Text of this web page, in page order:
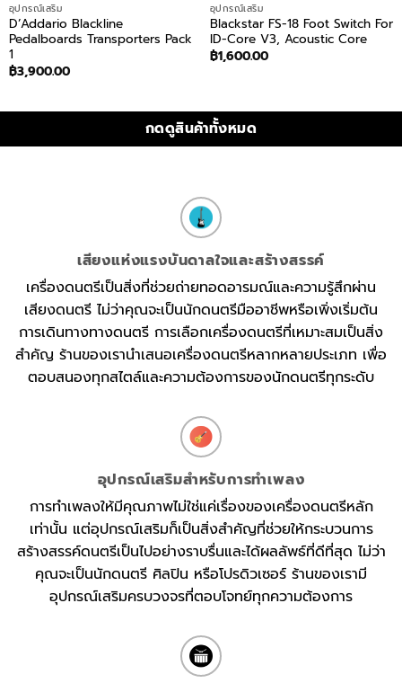
อุปกรณ์เสริม
D’Addario Blackline
Pedalboards Transporters Pack
1
฿3,900.00
อุปกรณ์เสริม
Blackstar FS-18 Foot Switch For
ID-Core V3, Acoustic Core
฿1,600.00
กดดูสินค้าทั้งหมด
เสียงแห่งแรงบันดาลใจและสร้างสรรค์
เครื่องดนตรีเป็นสิ่งที่ช่วยถ่ายทอดอารมณ์และความรู้สึกผ่าน
เสียงดนตรี ไม่ว่าคุณจะเป็นนักดนตรีมืออาชีพหรือเพิ่งเริ่มต้น
การเดินทางทางดนตรี การเลือกเครื่องดนตรีที่เหมาะสมเป็นสิ่ง
สำคัญ ร้านของเรานำเสนอเครื่องดนตรีหลากหลายประเภท เพื่อ
ตอบสนองทุกสไตล์และความต้องการของนักดนตรีทุกระดับ
อุปกรณ์เสริมสำหรับการทำเพลง
การทำเพลงให้มีคุณภาพไม่ใช่แค่เรื่องของเครื่องดนตรีหลัก
เท่านั้น แต่อุปกรณ์เสริมก็เป็นสิ่งสำคัญที่ช่วยให้กระบวนการ
สร้างสรรค์ดนตรีเป็นไปอย่างราบรื่นและได้ผลลัพธ์ที่ดีที่สุด ไม่ว่า
คุณจะเป็นนักดนตรี ศิลปิน หรือโปรดิวเซอร์ ร้านของเรามี
อุปกรณ์เสริมครบวงจรที่ตอบโจทย์ทุกความต้องการ